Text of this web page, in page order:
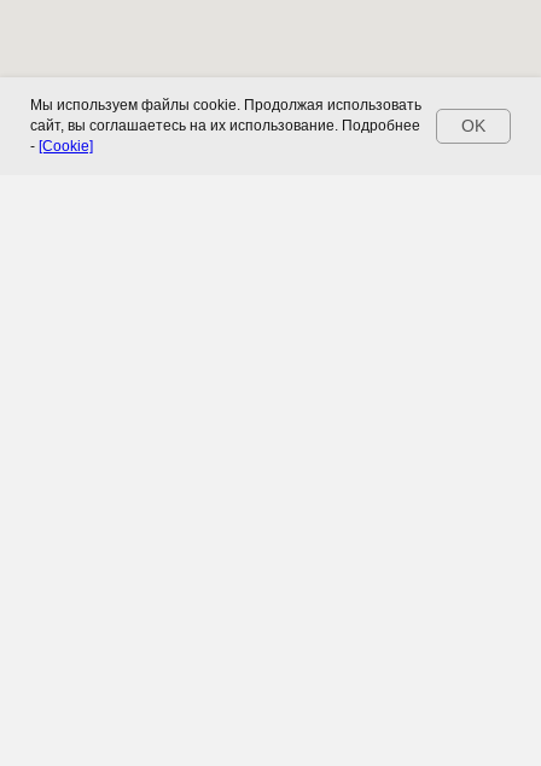
Мы используем файлы cookie. Продолжая использовать
сайт, вы соглашаетесь на их использование. Подробнее
- [Cookie]
OK